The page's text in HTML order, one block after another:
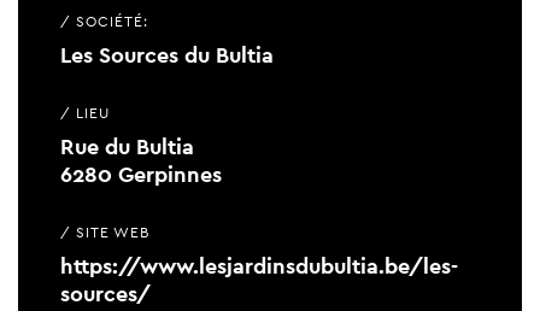
/ SOCIÉTÉ:
Les Sources du Bultia
/ LIEU
Rue du Bultia
6280 Gerpinnes
/ SITE WEB
https://www.lesjardinsdubultia.be/les-
sources/